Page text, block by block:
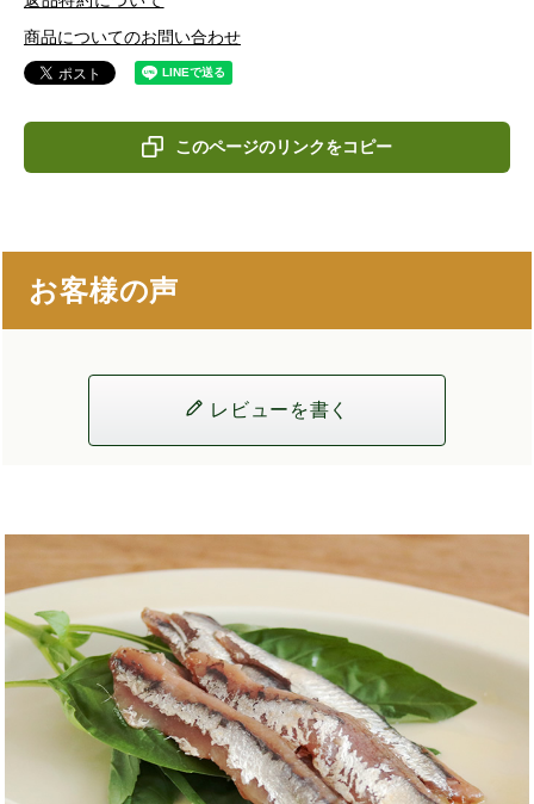
商品についてのお問い合わせ
このページのリンクをコピー
お客様の声
レビューを書く